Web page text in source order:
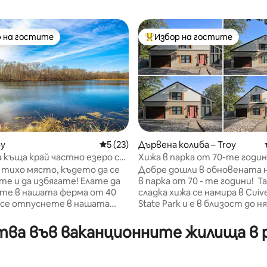
5, 23 отзива
избор на гостите
на гостите
Средна оценка: 5 от 5, 23 отзива
5 (23)
къща край частно езеро с
място, където да се
да избягате! Елате да
в нашата ферма от 40
се отпуснете в нашата
на риболов,
на кану и др.!
Най-популярен избор на
Избор на гостите
Дървена колиба – Troy
Хижа в парка от 70-те
Добре дошли в обновената
в парка от 70 - те години!
сладка хижа се намира в
State Park и е в близост до
е три спални и две бани,
чудесно за семейни
във ваканционните жилища в